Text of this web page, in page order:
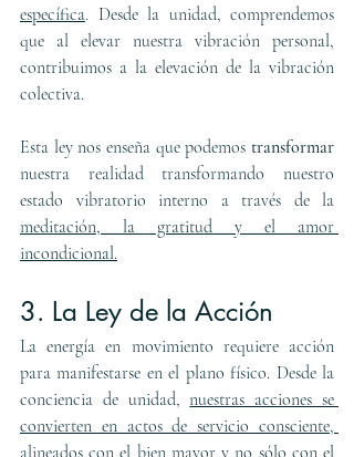
específica. Desde la unidad, comprendemos
que al elevar nuestra vibración personal,
contribuimos a la elevación de la vibración
colectiva.
Esta ley nos enseña que podemos
nuestra realidad transformando nuestro
meditación, la gratitud y el amor
incondicional.
3. La Ley de la Acción
La energía en movimiento requiere acción
para manifestarse en el plano físico. Desde la
conciencia de unidad, nuestras acciones se
convierten en actos de servicio consciente,
alineados con el bien mayor y no sólo con el